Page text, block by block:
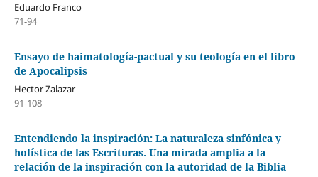
Eduardo Franco
71-94
Ensayo de haimatología-pactual y su teología en el libro
de Apocalipsis
Hector Zalazar
91-108
Entendiendo la inspiración: La naturaleza sinfónica y
holística de las Escrituras. Una mirada amplia a la
relación de la inspiración con la autoridad de la Biblia